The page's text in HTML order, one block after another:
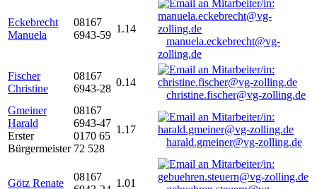
Eckebrecht
Manuela
08167
6943-59
1.14
manuela.eckebrecht@vg-
zolling.de
Fischer
Christine
08167
6943-28
0.14
christine.fischer@vg-zolling.de
Gmeiner
Harald
Erster
Bürgermeister
08167
6943-47
0170 65
72 528
1.17
harald.gmeiner@vg-zolling.de
Götz Renate
08167
1.01